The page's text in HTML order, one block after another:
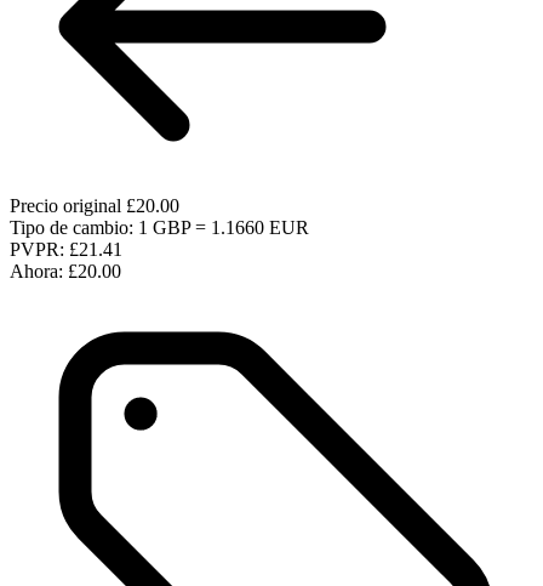
Precio original £20.00
Tipo de cambio: 1 GBP = 1.1660 EUR
PVPR: £21.41
Ahora: £20.00